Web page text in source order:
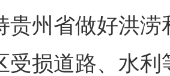
贵州省做好洪
受损道路、水